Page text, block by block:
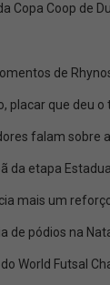
Copa Coop de
de
placar que deu o
falam sobre
da etapa
mais um
de pódios na
World Futsal